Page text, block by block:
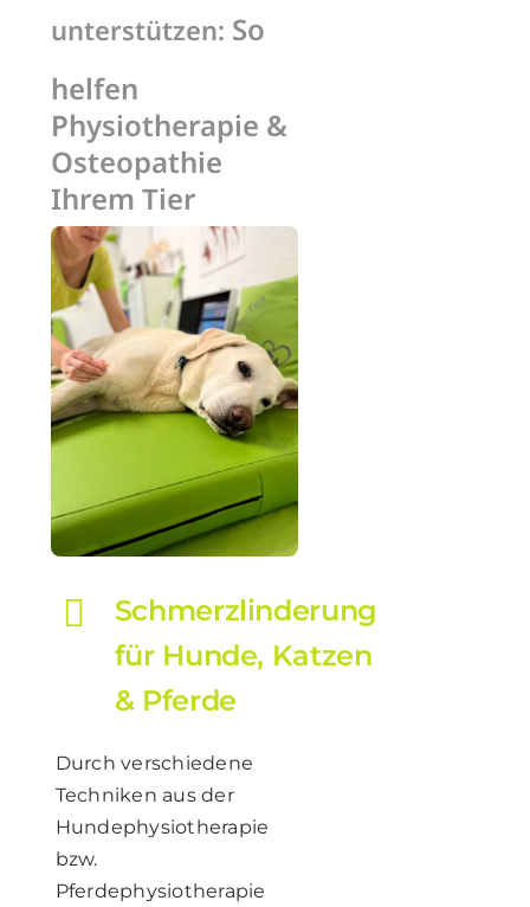
unterstützen: So
helfen
Physiotherapie &
Osteopathie
Ihrem Tier
Schmerzlinderung
für Hunde, Katzen
& Pferde
Durch verschiedene
Techniken aus der
Hundephysiotherapie
bzw.
Pferdephysiotherapie